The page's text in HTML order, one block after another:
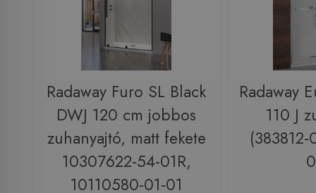
Radaway Furo SL Black
DWJ 120 cm jobbos
zuhanyajtó, matt fekete
10307622-54-01R,
10110580-01-01
Radaway
110 J
(383812-